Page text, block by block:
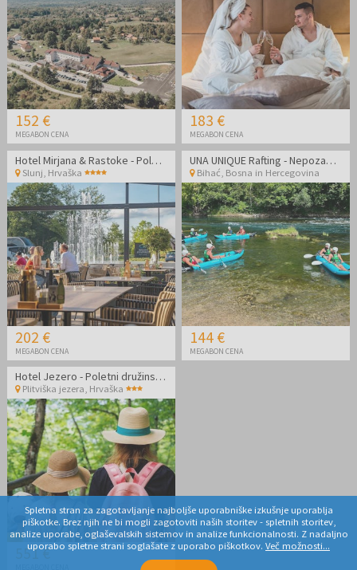
152 €
MEGABON CENA
183 €
MEGABON CENA
Hotel Mirjana & Rastoke - Poletni oddih v bližini Plitvic
Slunj Hrvaška
202 €
MEGABON CENA
UNA UNIQUE Rafting - Nepozaben oddih na reki Uni
Bihać Bosna in Hercegovina
144 €
MEGABON CENA
Hotel Jezero - Poletni družinski oddih v Plitvicah z vključenimi vstopnicami
Plitviška jezera, Hrvaška
551 €
Spletna stran za zagotavljanje najboljše uporabniške izkušnje uporablja
piškotke. Brez njih ne bi mogli zagotoviti naših storitev - spletnih storitev,
analize uporabe, oglaševalskih sistemov in analize funkcionalnosti. Z nadaljno
uporabo spletne strani soglašate z uporabo piškotkov. Več možnosti...